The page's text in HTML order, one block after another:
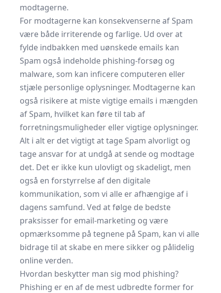
modtagerne.
For modtagerne kan konsekvenserne af Spam
være både irriterende og farlige. Ud over at
fylde indbakken med uønskede emails kan
Spam også indeholde phishing-forsøg og
malware, som kan inficere computeren eller
stjæle personlige oplysninger. Modtagerne kan
også risikere at miste vigtige emails i mængden
af Spam, hvilket kan føre til tab af
forretningsmuligheder eller vigtige oplysninger.
Alt i alt er det vigtigt at tage Spam alvorligt og
tage ansvar for at undgå at sende og modtage
det. Det er ikke kun ulovligt og skadeligt, men
også en forstyrrelse af den digitale
kommunikation, som vi alle er afhængige af i
dagens samfund. Ved at følge de bedste
praksisser for email-marketing og være
opmærksomme på tegnene på Spam, kan vi alle
bidrage til at skabe en mere sikker og pålidelig
online verden.
Hvordan beskytter man sig mod phishing?
Phishing er en af de mest udbredte former for